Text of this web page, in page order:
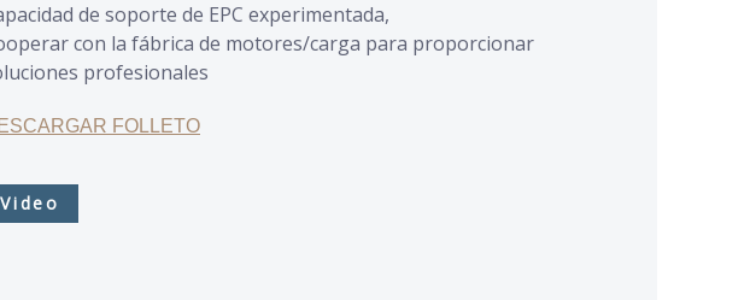
de soporte de EPC experimentada,
con la fábrica de motores/carga para proporcionar
profesionales
FOLLETO
Video